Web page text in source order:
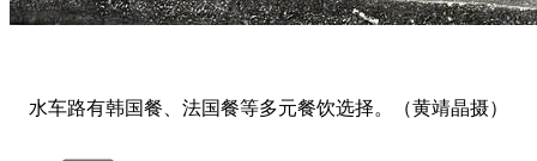
水车路有韩国餐、法国餐等多元餐饮选择。（黄靖晶摄）